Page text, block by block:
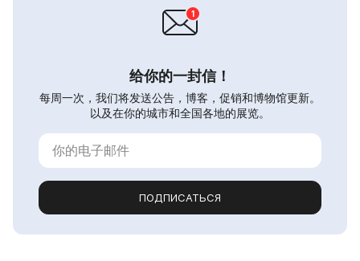
给你的一封信！
每周一次，我们将发送公告，博客，促销和博物馆更新。
以及在你的城市和全国各地的展览。
ПОДПИСАТЬСЯ